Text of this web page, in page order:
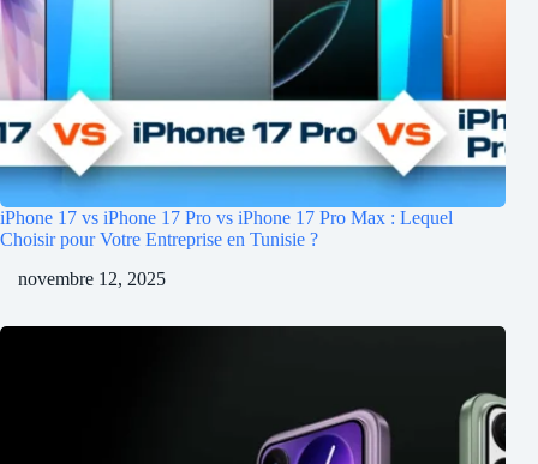
iPhone 17 vs iPhone 17 Pro vs iPhone 17 Pro Max : Lequel
Choisir pour Votre Entreprise en Tunisie ?
novembre 12, 2025